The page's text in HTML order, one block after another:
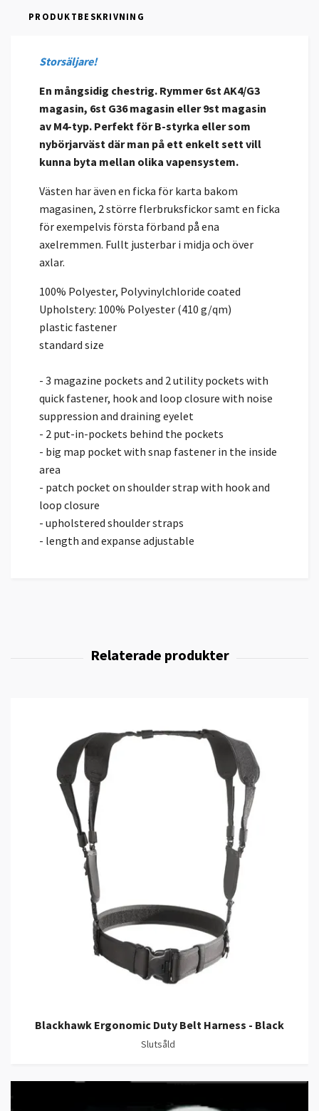
PRODUKTBESKRIVNING
Storsäljare!
En mångsidig chestrig. Rymmer 6st AK4/G3
magasin, 6st G36 magasin eller 9st magasin
av M4-typ. Perfekt för B-styrka eller som
nybörjarväst där man på ett enkelt sett vill
kunna byta mellan olika vapensystem.
Västen har även en ficka för karta bakom
magasinen, 2 större flerbruksfickor samt en ficka
för exempelvis första förband på ena
axelremmen. Fullt justerbar i midja och över
axlar.
100% Polyester, Polyvinylchloride coated
Upholstery: 100% Polyester (410 g/qm)
plastic fastener
standard size
- 3 magazine pockets and 2 utility pockets with
quick fastener, hook and loop closure with noise
suppression and draining eyelet
- 2 put-in-pockets behind the pockets
- big map pocket with snap fastener in the inside
area
- patch pocket on shoulder strap with hook and
loop closure
- upholstered shoulder straps
- length and expanse adjustable
Blackhawk Ergonomic Duty Belt Harness - Black
Slutsåld